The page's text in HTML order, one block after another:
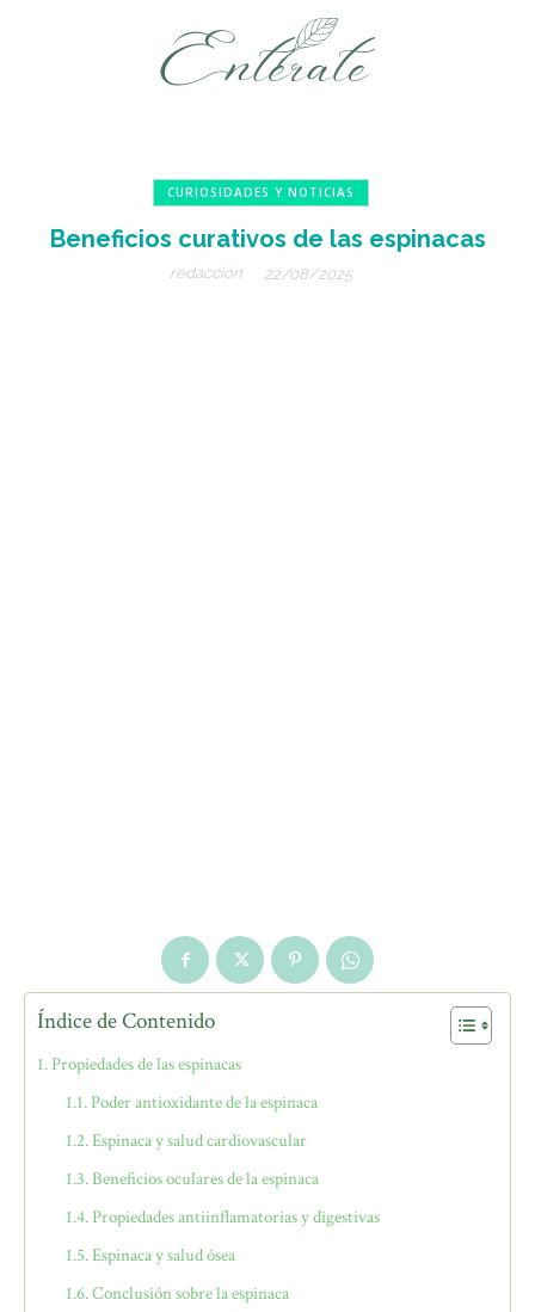
CURIOSIDADES Y NOTICIAS
Beneficios curativos de las espinacas
redacción 22/08/2025
Índice de Contenido
Propiedades de las espinacas
Poder antioxidante de la espinaca
Espinaca y salud cardiovascular
Beneficios oculares de la espinaca
Propiedades antiinflamatorias y digestivas
Espinaca y salud ósea
Conclusión sobre la espinaca